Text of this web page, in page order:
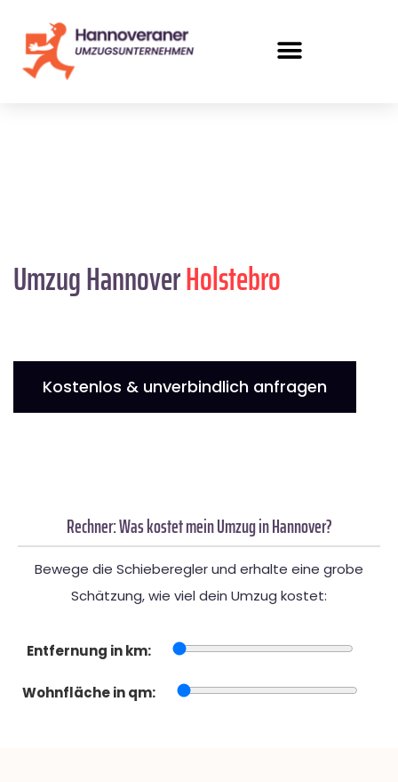
Umzug HannoverHolstebro
Kostenlos & unverbindlich anfragen
Rechner: Was kostet mein Umzug in Hannover?
Bewege die Schieberegler und erhalte eine grobe
Schätzung, wie viel dein Umzug kostet:
Entfernung in km:
Wohnfläche in qm: